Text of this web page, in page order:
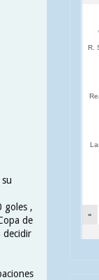
goles ,
de
decidir